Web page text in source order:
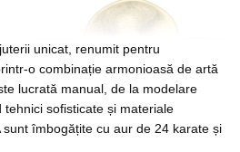
unicat, renumit pentru
o combinație armonioasă de artă
lucrată manual, de la modelare
sofisticate și materiale
sunt îmbogățite cu aur de 24 karate și